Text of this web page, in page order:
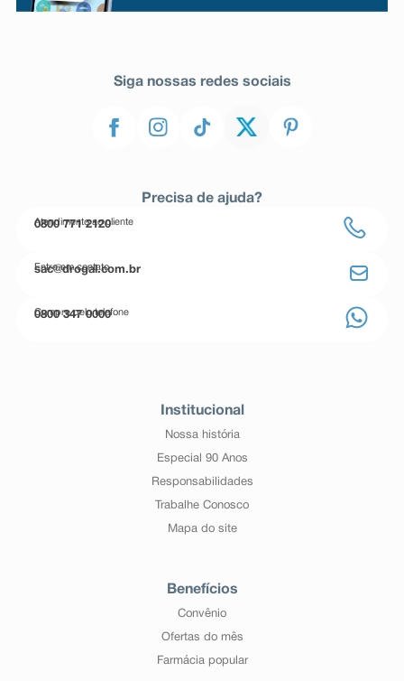
Siga nossas redes sociais
Precisa de ajuda?
Atendimento ao cliente
0800 771 2120
Entre em contato
sac@drogal.com.br
Compre pelo telefone
0800 347 0000
Institucional
Nossa história
Especial 90 Anos
Responsabilidades
Trabalhe Conosco
Mapa do site
Benefícios
Convênio
Ofertas do mês
Farmácia popular